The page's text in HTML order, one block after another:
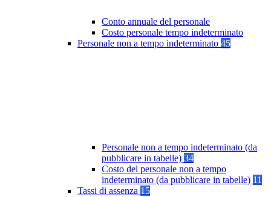
Conto annuale del personale
Costo personale tempo indeterminato
Personale non a tempo indeterminato 45
Personale non a tempo indeterminato (da
pubblicare in tabelle) 34
Costo del personale non a tempo
indeterminato (da pubblicare in tabelle) 11
Tassi di assenza 15